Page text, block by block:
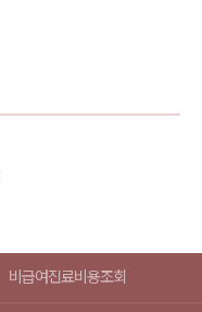
비급여진료비용조회